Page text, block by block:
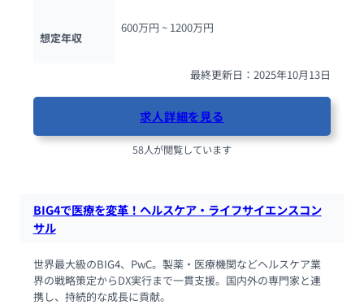
想定年収
600万円 ~ 1200万円
最終更新日：2025年10月13日
求人詳細を見る
58人が閲覧しています
BIG4で医療を変革！ヘルスケア・ライフサイエンスコン
サル
世界最大級のBIG4、PwC。製薬・医療機関などヘルスケア業
界の戦略策定からDX実行まで一貫支援。国内外の専門家と連
携し、持続的な成長に貢献。